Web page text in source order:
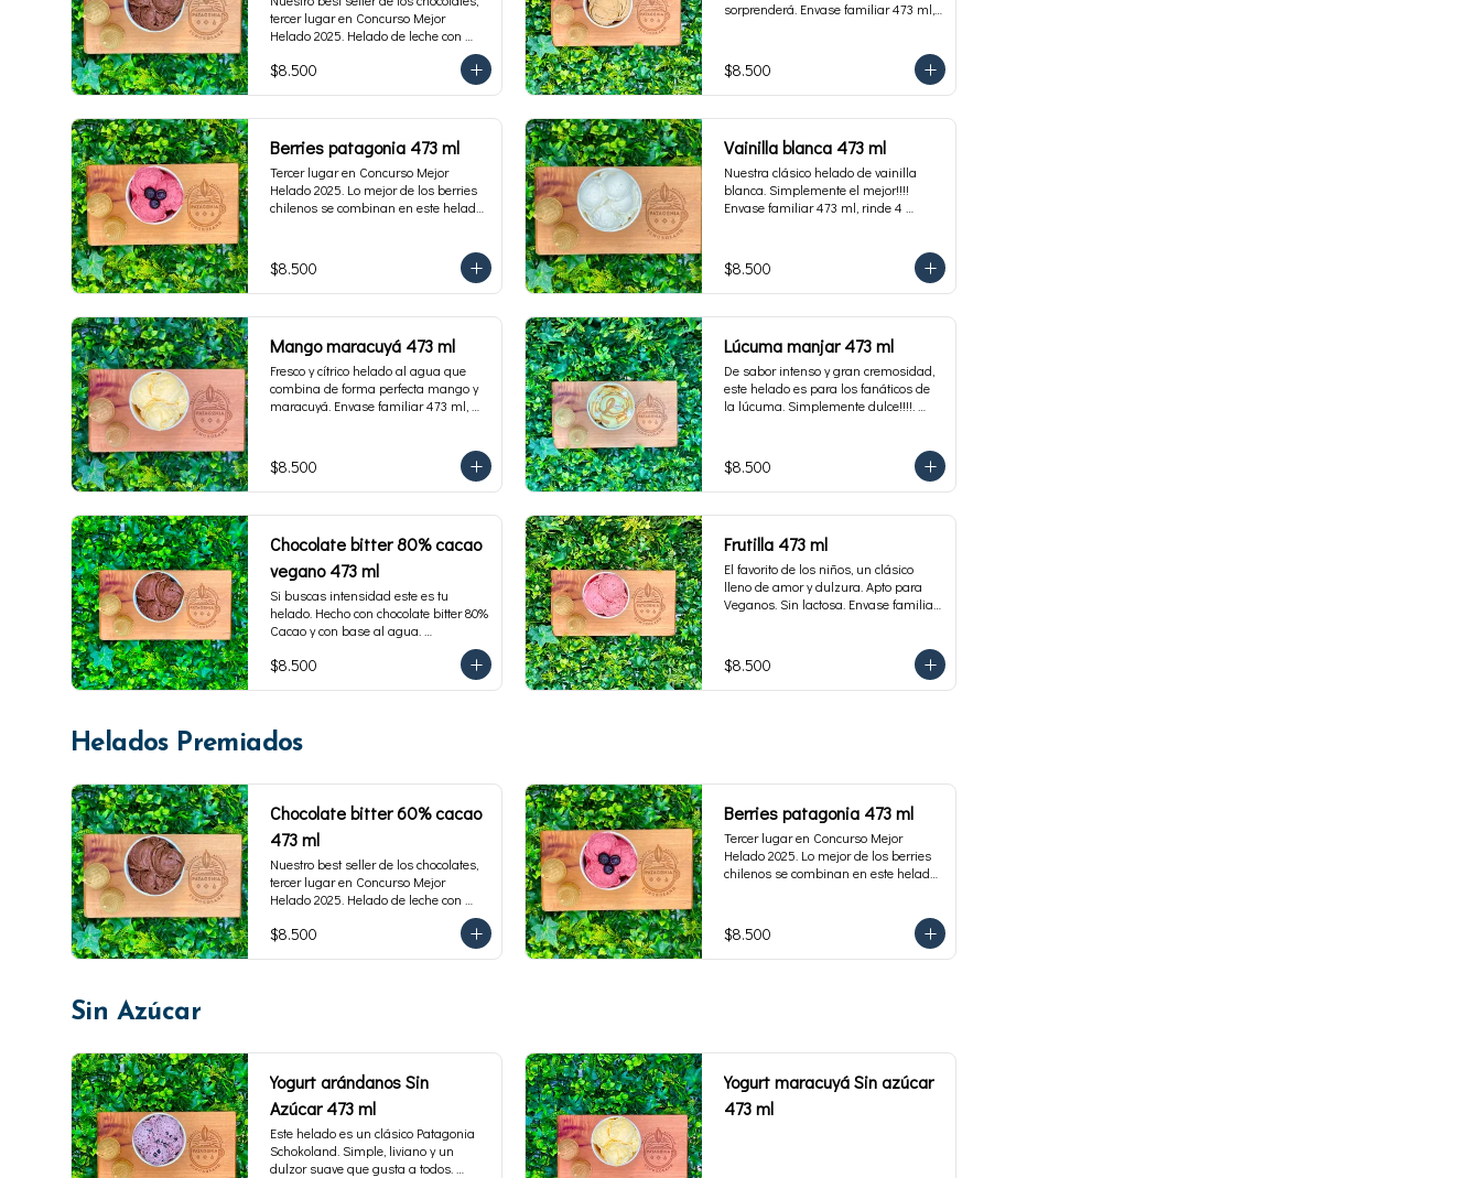
tercer lugar en Concurso Mejor
Helado 2025. Helado de leche con
cacao de origen de intensidad al 60%.
Envase familiar 473 ml, rinde 4
$8.500
sorprenderá. Envase familiar 473 ml,
$8.500
Berries patagonia 473 ml
Tercer lugar en Concurso Mejor
Helado 2025. Lo mejor de los berries
chilenos se combinan en este helado
Veganos. Sin lactosa. Envase familiar
473 ml. Rinde 4 porciones.
$8.500
Vainilla blanca 473 ml
Nuestra clásico helado de vainilla
blanca. Simplemente el mejor!!!!
Envase familiar 473 ml, rinde 4
$8.500
Mango maracuyá 473 ml
Fresco y cítrico helado al agua que
combina de forma perfecta mango y
maracuyá. Envase familiar 473 ml,
$8.500
Lúcuma manjar 473 ml
De sabor intenso y gran cremosidad,
este helado es para los fanáticos de
la lúcuma. Simplemente dulce!!!!.
$8.500
Chocolate bitter 80% cacao
vegano 473 ml
Si buscas intensidad este es tu
helado. Hecho con chocolate bitter 80%
Cacao y con base al agua.
Envase familiar 473 ml, rinde 4
$8.500
Frutilla 473 ml
El favorito de los niños, un clásico
lleno de amor y dulzura. Apto para
Veganos. Sin lactosa. Envase familiar
$8.500
Helados Premiados
Chocolate bitter 60% cacao
473 ml
Nuestro best seller de los chocolates,
tercer lugar en Concurso Mejor
Helado 2025. Helado de leche con
cacao de origen de intensidad al 60%.
Envase familiar 473 ml, rinde 4
$8.500
Berries patagonia 473 ml
Tercer lugar en Concurso Mejor
Helado 2025. Lo mejor de los berries
chilenos se combinan en este helado
Veganos. Sin lactosa. Envase familiar
473 ml. Rinde 4 porciones.
$8.500
Sin Azúcar
Yogurt arándanos Sin
Azúcar 473 ml
Este helado es un clásico Patagonia
Schokoland. Simple, liviano y un
dulzor suave que gusta a todos.
Yogurt maracuyá Sin azúcar
473 ml